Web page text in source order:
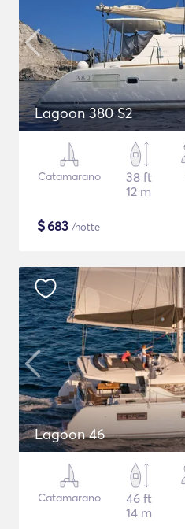
Lagoon 380 S2
Catamarano
38 ft
12 m
$683 /notte
Lagoon 46
Catamarano
46 ft
14 m